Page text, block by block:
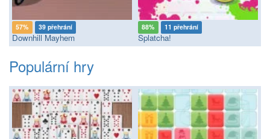
57% 39 přehrání
Downhill Mayhem
88% 11 přehrání
Splatcha!
Populární hry